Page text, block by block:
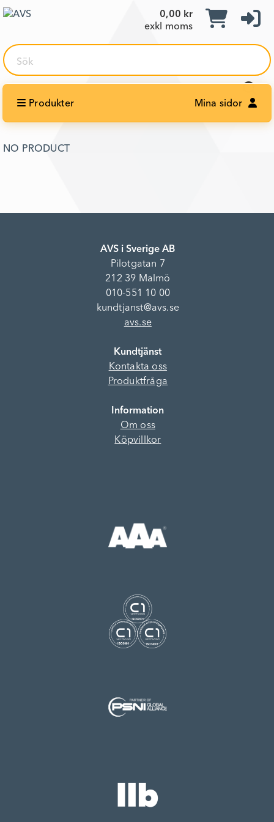
0,00 kr
exkl moms
Sök
Produkter Mina sidor
NO PRODUCT
AVS i Sverige AB
Pilotgatan 7
212 39 Malmö
010-551 10 00
kundtjanst@avs.se
avs.se
Kundtjänst
Kontakta oss
Produktfråga
Information
Om oss
Köpvillkor